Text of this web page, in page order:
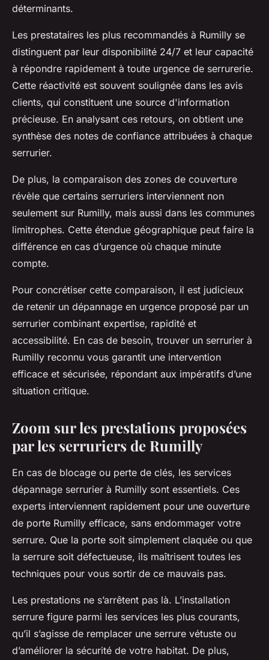
déterminants.
Les prestataires les plus recommandés à Rumilly se
distinguent par leur disponibilité 24/7 et leur capacité
à répondre rapidement à toute urgence de serrurerie.
Cette réactivité est souvent soulignée dans les avis
clients, qui constituent une source d'information
précieuse. En analysant ces retours, on obtient une
synthèse des notes de confiance attribuées à chaque
serrurier.
De plus, la comparaison des zones de couverture
révèle que certains serruriers interviennent non
seulement sur Rumilly, mais aussi dans les communes
limitrophes. Cette étendue géographique peut faire la
différence en cas d’urgence où chaque minute
compte.
Pour concrétiser cette comparaison, il est judicieux
de retenir un dépannage en urgence proposé par un
serrurier combinant expertise, rapidité et
accessibilité. En cas de besoin, trouver un serrurier à
Rumilly reconnu vous garantit une intervention
efficace et sécurisée, répondant aux impératifs d’une
situation critique.
Zoom sur les prestations proposées
par les serruriers de Rumilly
En cas de blocage ou perte de clés, les services
dépannage serrurier à Rumilly sont essentiels. Ces
experts interviennent rapidement pour une ouverture
de porte Rumilly efficace, sans endommager votre
serrure. Que la porte soit simplement claquée ou que
la serrure soit défectueuse, ils maîtrisent toutes les
techniques pour vous sortir de ce mauvais pas.
Les prestations ne s’arrêtent pas là. L’installation
serrure figure parmi les services les plus courants,
qu’il s’agisse de remplacer une serrure vétuste ou
d’améliorer la sécurité de votre habitat. De plus,